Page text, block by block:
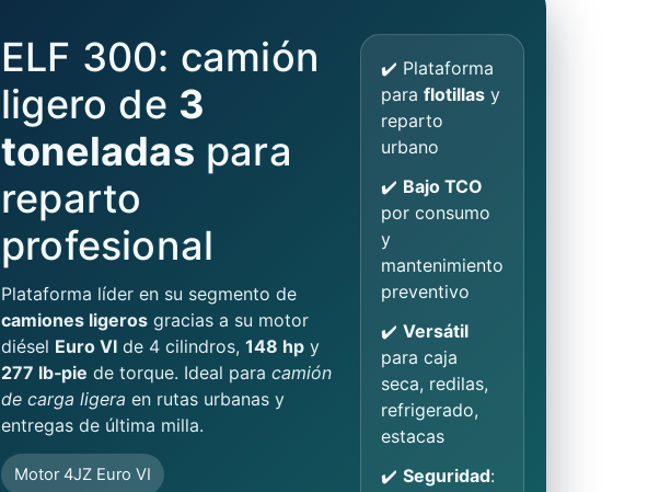
ELF 300: camión
ligero de 3
toneladas para
reparto
profesional
Plataforma líder en su segmento de
camiones ligeros gracias a su motor
diésel Euro VI de 4 cilindros, 148 hp y
277 lb‑pie de torque. Ideal para camión
de carga ligera en rutas urbanas y
entregas de última milla.
Motor 4JZ Euro VI
✔️ Plataforma
para flotillas y
reparto
urbano
✔️ Bajo TCO
por consumo
y
mantenimiento
preventivo
✔️ Versátil
para caja
seca, redilas,
refrigerado,
estacas
✔️ Seguridad: